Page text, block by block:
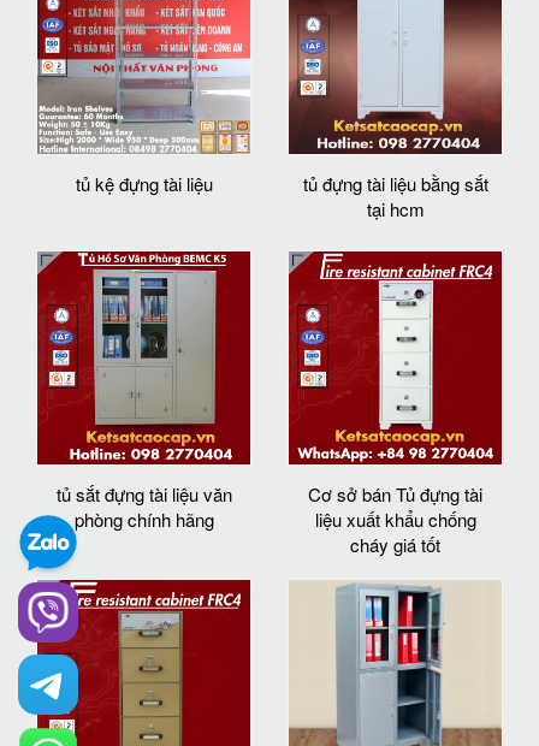
tủ kệ đựng tài liệu
tủ đựng tài liệu bằng sắt
tại hcm
tủ sắt đựng tài liệu văn
phòng chính hãng
Cơ sở bán Tủ đựng tài
liệu xuất khẩu chống
cháy giá tốt